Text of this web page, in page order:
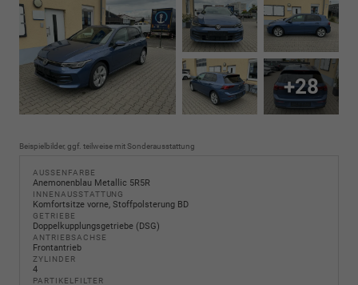
+28
Beispielbilder, ggf. teilweise mit Sonderausstattung
AUSSENFARBE
Anemonenblau Metallic 5R5R
INNENAUSSTATTUNG
Komfortsitze vorne, Stoffpolsterung BD
GETRIEBE
Doppelkupplungsgetriebe (DSG)
ANTRIEBSACHSE
Frontantrieb
ZYLINDER
4
PARTIKELFILTER